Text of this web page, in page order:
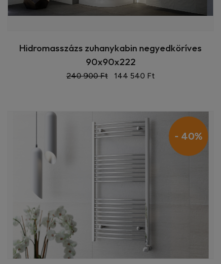
Hidromasszázs zuhanykabin negyedköríves
90x90x222
240 900 Ft 144 540 Ft
- 40%